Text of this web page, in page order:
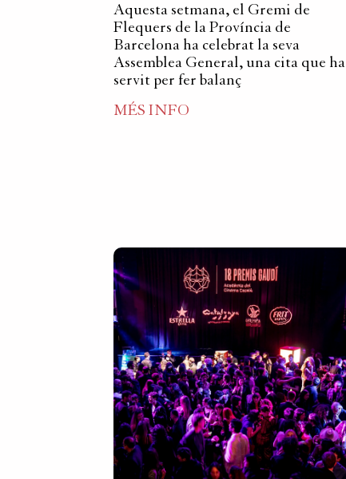
Aquesta setmana, el Gremi de
Flequers de la Província de
Barcelona ha celebrat la seva
Assemblea General, una cita que ha
servit per fer balanç
MÉS INFO